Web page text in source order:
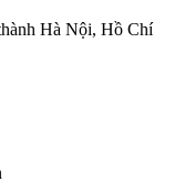
Hà Nội, Hồ Chí